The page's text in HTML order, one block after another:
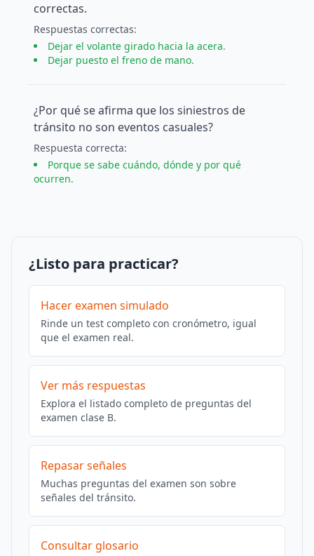
correctas.
Respuestas correctas:
Dejar el volante girado hacia la acera.
Dejar puesto el freno de mano.
¿Por qué se afirma que los siniestros de
tránsito no son eventos casuales?
Respuesta correcta:
Porque se sabe cuándo, dónde y por qué
ocurren.
¿Listo para practicar?
Hacer examen simulado
Rinde un test completo con cronómetro, igual
que el examen real.
Ver más respuestas
Explora el listado completo de preguntas del
examen clase B.
Repasar señales
Muchas preguntas del examen son sobre
señales del tránsito.
Consultar glosario